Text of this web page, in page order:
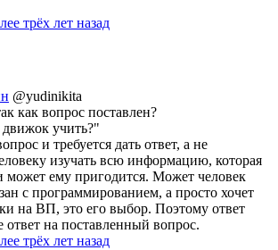
трёх лет назад
@yudinikita
как вопрос поставлен?
учить?"
и требуется дать ответ, а не
изучать всю информацию, которая
может ему пригодится. Может человек
с программированием, а просто хочет
на ВП, это его выбор. Поэтому ответ
ответ на поставленный вопрос.
трёх лет назад